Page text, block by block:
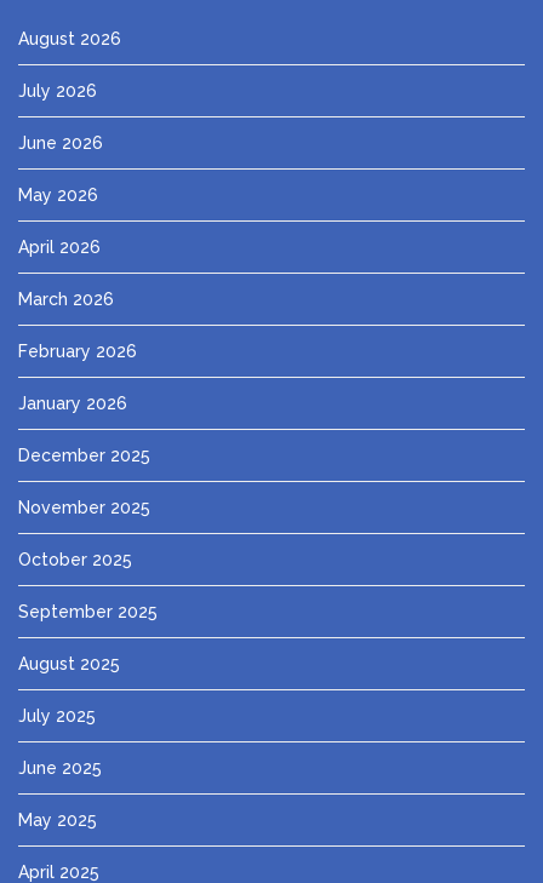
August 2026
July 2026
June 2026
May 2026
April 2026
March 2026
February 2026
January 2026
December 2025
November 2025
October 2025
September 2025
August 2025
July 2025
June 2025
May 2025
April 2025